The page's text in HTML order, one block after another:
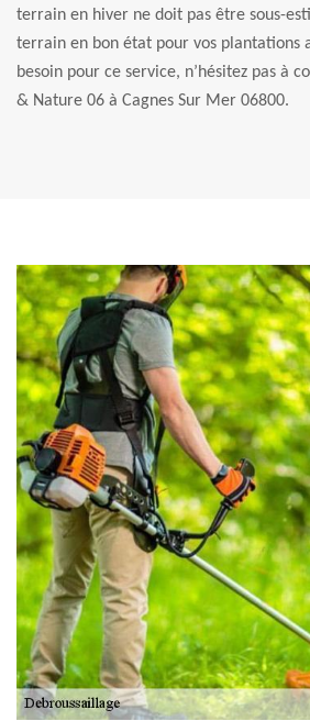
terrain en hiver ne doit pas être sous-
terrain en bon état pour vos plantations
besoin pour ce service, n’hésitez pas à
& Nature 06 à Cagnes Sur Mer 06800.